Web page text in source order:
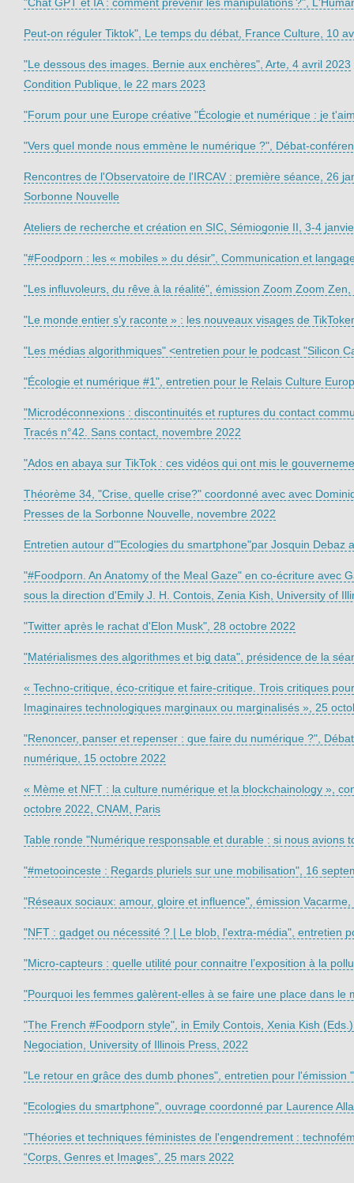
Peut-on réguler Tiktok", Le temps du débat, France Culture, 10
"Le dessous des images. Bernie aux enchères", Arte, 4 avril 2023
Condition Publique, le 22 mars 2023
"Forum pour une Europe créative "Écologie et numérique : je
"Vers quel monde nous emmène le numérique ?", Débat-
Rencontres de l'Observatoire de l'IRCAV : première séance, 26
Sorbonne Nouvelle
Ateliers de recherche et création en SIC, Sémiogonie II, 3-4
"#Foodporn : les « mobiles » du désir", Communication et
"Les influvoleurs, du rêve à la réalité", émission Zoom Zoom
"Le monde entier s’y raconte » : les nouveaux visages de
"Les médias algorithmiques" <entretien pour le podcast "Silicon
"Écologie et numérique #1", entretien pour le Relais Culture
"Microdéconnexions : discontinuités et ruptures du contact
Tracés n°42. Sans contact, novembre 2022
"Ados en abaya sur TikTok : ces vidéos qui ont mis le
Théorème 34, "Crise, quelle crise?" coordonné avec avec
Presses de la Sorbonne Nouvelle, novembre 2022
Entretien autour d'"Ecologies du smartphone"par Josquin
"#Foodporn. An Anatomy of the Meal Gaze" en co-écriture avec
sous la direction d'Emily J. H. Contois, Zenia Kish, University of
"Twitter après le rachat d'Elon Musk", 28 octobre 2022
"Matérialismes des algorithmes et big data", présidence de la
« Techno-critique, éco-critique et faire-critique. Trois critiques
Imaginaires technologiques marginaux ou marginalisés », 25
"Renoncer, panser et repenser : que faire du numérique ?",
numérique, 15 octobre 2022
« Mème et NFT : la culture numérique et la blockchainology »,
octobre 2022, CNAM, Paris
Table ronde "Numérique responsable et durable : si nous avions
"#metooinceste : Regards pluriels sur une mobilisation", 16
"Réseaux sociaux: amour, gloire et influence", émission
"NFT : gadget ou nécessité ? | Le blob, l'extra-média", entretien
"Micro-capteurs : quelle utilité pour connaitre l’exposition à la
"Pourquoi les femmes galèrent-elles à se faire une place dans
"The French #Foodporn style", in Emily Contois, Xenia Kish
Negociation, University of Illinois Press, 2022
"Le retour en grâce des dumb phones", entretien pour
"Ecologies du smartphone", ouvrage coordonné par Laurence
"Théories et techniques féministes de l'engendrement :
“Corps, Genres et Images”, 25 mars 2022